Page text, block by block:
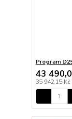
Program
43
35 942,15 Kč